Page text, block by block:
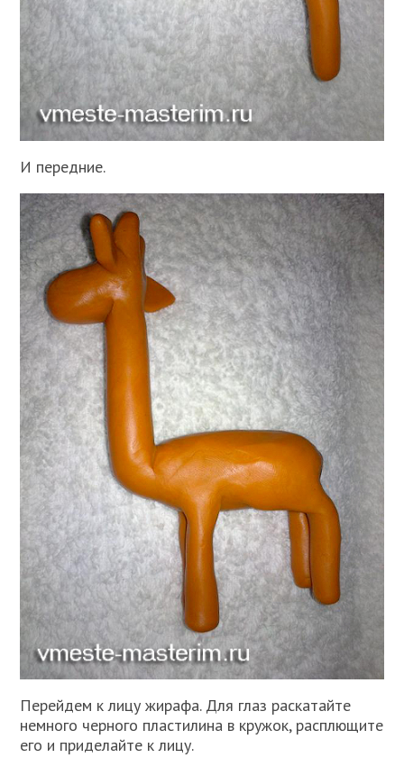
И передние.
Перейдем к лицу жирафа. Для глаз раскатайте
немного черного пластилина в кружок, расплющите
его и приделайте к лицу.